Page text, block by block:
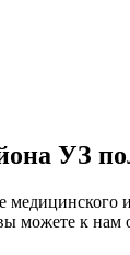
УЗ
медицинского
можете к нам